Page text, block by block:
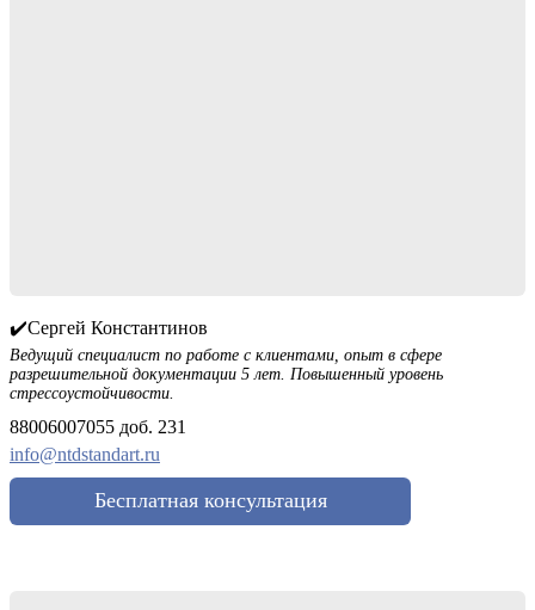
✔️Сергей Константинов
Ведущий специалист по работе с клиентами, опыт в сфере
разрешительной документации 5 лет. Повышенный уровень
стрессоустойчивости.
88006007055 доб. 231
info@ntdstandart.ru
Бесплатная консультация